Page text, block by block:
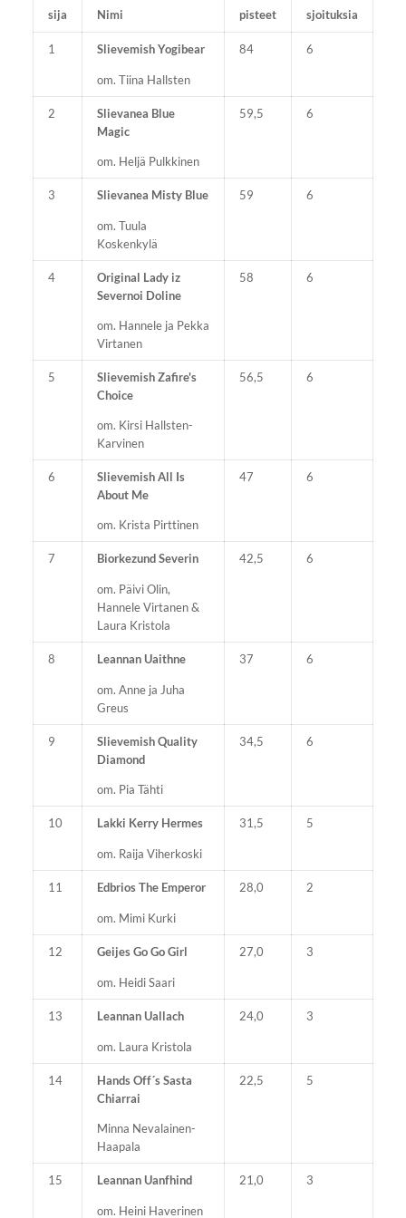
sija Nimi pisteet sjoituksia
1 Slievemish Yogibear
om. Tiina Hallsten
84 6
2
Slievanea Blue
Magic
om. Heljä Pulkkinen
59,5 6
3 Slievanea Misty Blue
om. Tuula
Koskenkylä
59 6
4
Original Lady iz
Severnoi Doline
om. Hannele ja Pekka
Virtanen
58 6
5
Slievemish Zafire's
Choice
om. Kirsi Hallsten-
Karvinen
56,5 6
6
Slievemish All Is
About Me
om. Krista Pirttinen
47 6
7 Biorkezund Severin
om. Päivi Olin,
Hannele Virtanen &
Laura Kristola
42,5 6
8 Leannan Uaithne
om. Anne ja Juha
Greus
37 6
9
Slievemish Quality
Diamond
om. Pia Tähti
34,5 6
10 Lakki Kerry Hermes
om. Raija Viherkoski
31,5 5
11 Edbrios The Emperor
om. Mimi Kurki
28,0 2
12 Geijes Go Go Girl
om. Heidi Saari
27,0 3
13 Leannan Uallach
om. Laura Kristola
24,0 3
14
Hands Off´s Sasta
Chiarrai
Minna Nevalainen-
Haapala
22,5 5
15 Leannan Uanfhind
om. Heini Haverinen
21,0 3